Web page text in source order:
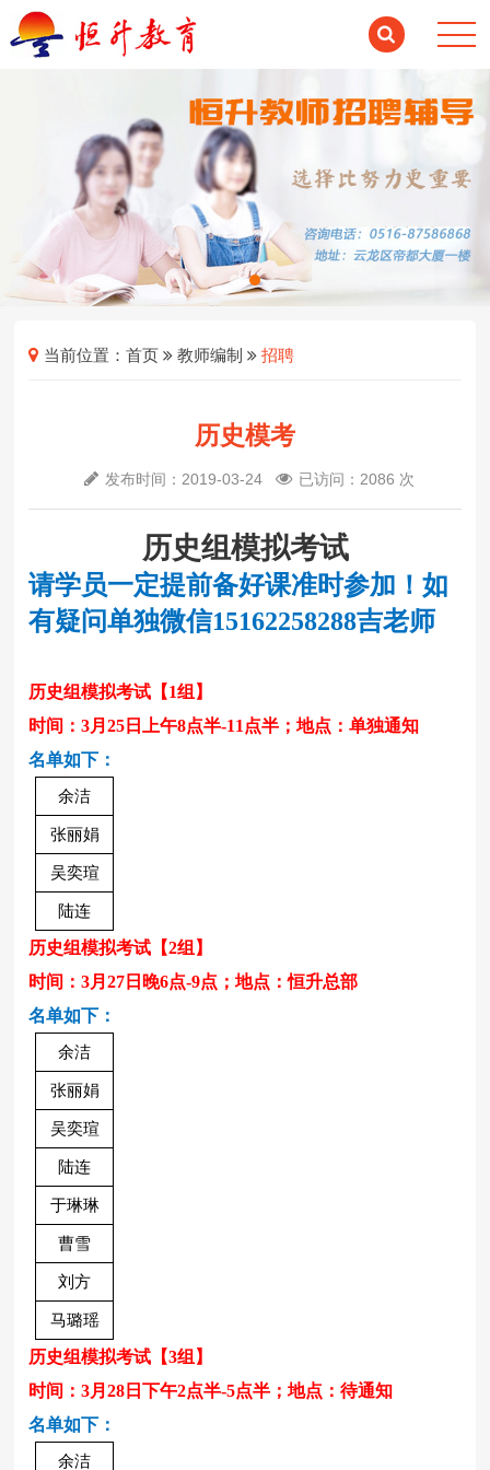
当前位置：首页 教师编制 招聘
历史模考
发布时间：2019-03-24 已访问：2086 次
历史组模拟考试
请学员一定提前备好课准时参加！如
有疑问单独微信15162258288吉老师
历史组模拟考试 【1组】
时间：3月25日上午8点半-11点半 ；地点：单独通知
名单如下：
余洁
张丽娟
吴奕瑄
陆连
历史组模拟考试 【2组】
时间：3月27日晚6点-9点 ；地点：恒升总部
名单如下：
余洁
张丽娟
吴奕瑄
陆连
于琳琳
曹雪
刘方
马璐瑶
历史组模拟考试 【3组】
时间：3月28日下午2点半-5点半 ；地点：待通知
名单如下：
余洁